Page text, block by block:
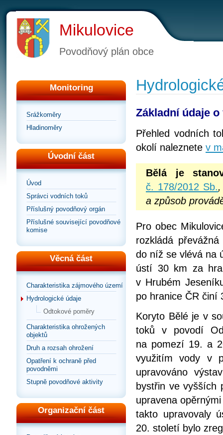
Mikulovice
Povodňový plán obce
Monitoring
Srážkoměry
Hladinoměry
Úvodní část
Úvod
Správci vodních toků
Příslušný povodňový orgán
Příslušné související povodňové
komise
Věcná část
Charakteristika zájmového území
Hydrologické údaje
Odtokové poměry
Charakteristika ohrožených
objektů
Druh a rozsah ohrožení
Opatření k ochraně před
povodněmi
Stupně povodňové aktivity
Organizační část
Základní údaje
Přehled vodních
okolí naleznete v
Bělá je
č. 178/2012 Sb.
a způsob
Pro obec
rozkládá
do níž se vlévá na
ústí 30 km za
v Hrubém
po hranice ČR činí
Koryto Bělé je v
toků v povodí
na pomezí 19. a
využitím vody v
upravováno
bystřin ve vyšších
upravena
takto upravovaly
20. století bylo